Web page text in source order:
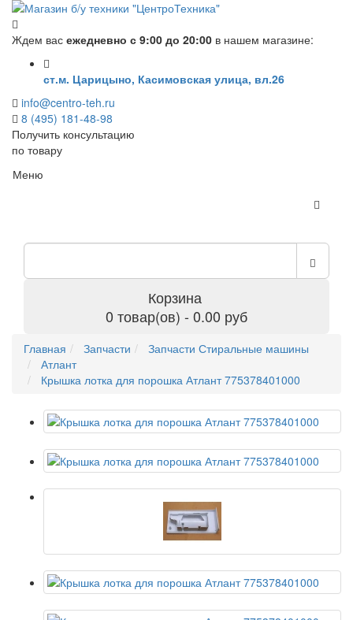
Ждем вас ежедневно с 9:00 до 20:00 в нашем магазине:
ст.м. Царицыно, Касимовская улица, вл.26
info@centro-teh.ru
8 (495) 181-48-98
Получить консультацию
по товару
Меню
Корзина
0 товар(ов) - 0.00 руб
Главная Запчасти
Запчасти Стиральные машины
Атлант
Крышка лотка для порошка Атлант 775378401000